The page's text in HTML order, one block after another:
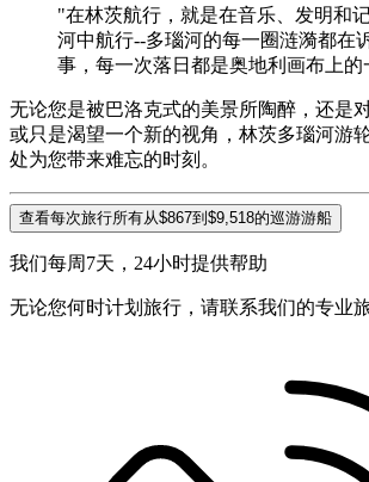
"在林茨航行，就是在音乐、发明和
河中航行--多瑙河的每一圈涟漪都在
事，每一次落日都是奥地利画布上的
无论您是被巴洛克式的美景所陶醉，还是
或只是渴望一个新的视角，林茨多瑙河游
处为您带来难忘的时刻。
查看每次旅行所有从$867到$9,518的巡游游船
我们每周7天，24小时提供帮助
无论您何时计划旅行，请联系我们的专业旅